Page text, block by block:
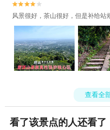
试c线，走回去之后就不想了……
一步的台阶上，把春天和阳光装进
日榜前100！


风景很好，茶山很好，但是补给站
查看全
看了该景点的人还看了